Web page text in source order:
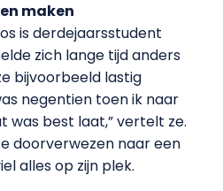
maken
is derdejaarsstudent
zich lange tijd anders
bijvoorbeeld lastig
negentien toen ik naar
was best laat,” vertelt ze.
doorverwezen naar een
alles op zijn plek.